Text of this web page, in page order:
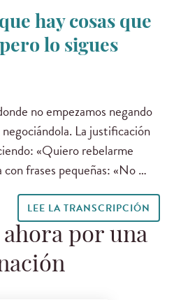
hay cosas que
lo sigues
no empezamos negando
La justificación
«Quiero rebelarme
frases pequeñas: «No …
LEE LA TRANSCRIPCIÓN
por una